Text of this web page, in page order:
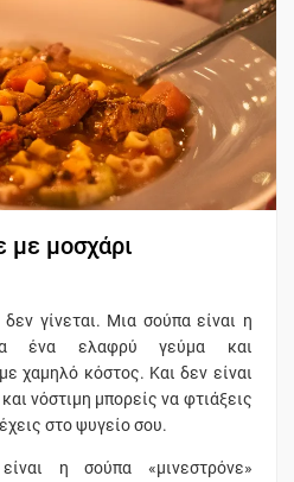
με μοσχάρι
γίνεται. Μια σούπα είναι η
ένα ελαφρύ γεύμα και
χαμηλό κόστος. Και δεν είναι
νόστιμη μπορείς να φτιάξεις
στο ψυγείο σου.
η σούπα «μινεστρόνε»